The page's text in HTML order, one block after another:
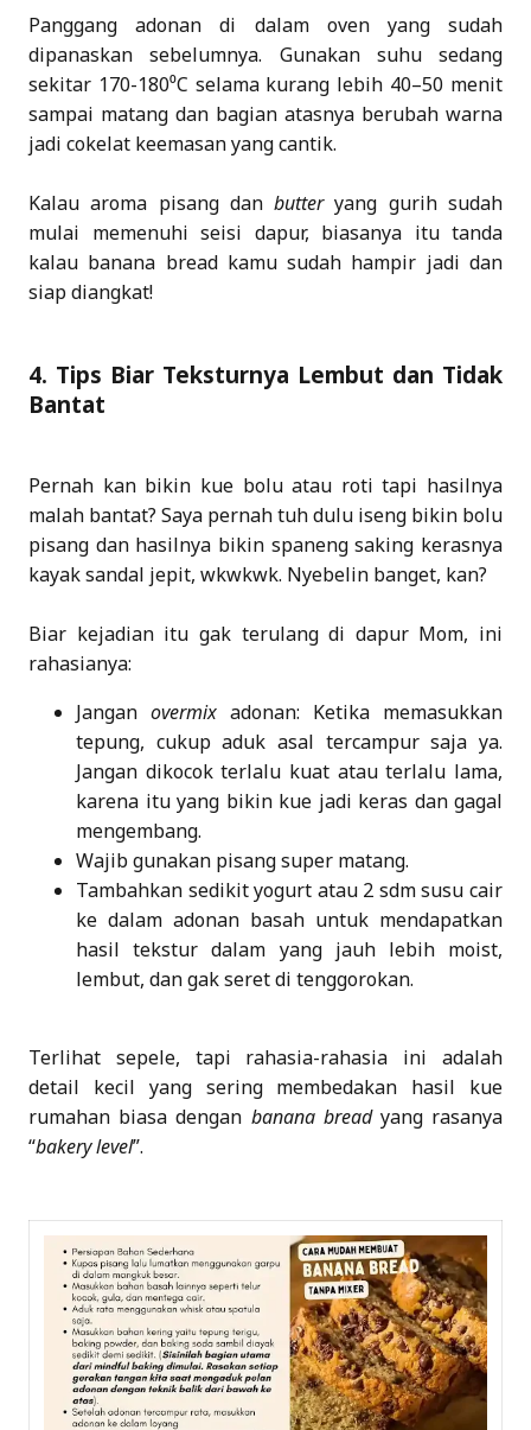
Panggang adonan di dalam oven yang sudah
dipanaskan sebelumnya. Gunakan suhu sedang
sekitar 170-180⁰C selama kurang lebih 40–50 menit
sampai matang dan bagian atasnya berubah warna
jadi cokelat keemasan yang cantik.
Kalau aroma pisang danbutteryang gurih sudah
mulai memenuhi seisi dapur, biasanya itu tanda
kalau banana bread kamu sudah hampir jadi dan
siap diangkat!
4. Tips Biar Teksturnya Lembut dan Tidak
Bantat
Pernah kan bikin kue bolu atau roti tapi hasilnya
malah bantat? Saya pernah tuh dulu iseng bikin bolu
pisang dan hasilnya bikin spaneng saking kerasnya
kayak sandal jepit, wkwkwk. Nyebelin banget, kan?
Biar kejadian itu gak terulang di dapur Mom, ini
rahasianya:
Jangan overmix adonan: Ketika memasukkan
tepung, cukup aduk asal tercampur saja ya.
Jangan dikocok terlalu kuat atau terlalu lama,
karena itu yang bikin kue jadi keras dan gagal
mengembang.
Wajib gunakan pisang super matang.
Tambahkan sedikit yogurt atau 2 sdm susu cair
ke dalam adonan basah untuk mendapatkan
hasil tekstur dalam yang jauh lebih moist,
lembut, dan gak seret di tenggorokan.
Terlihat sepele, tapi rahasia-rahasia ini adalah
detail kecil yang sering membedakan hasil kue
rumahan biasa dengan banana breadyang rasanya
“bakery level”.